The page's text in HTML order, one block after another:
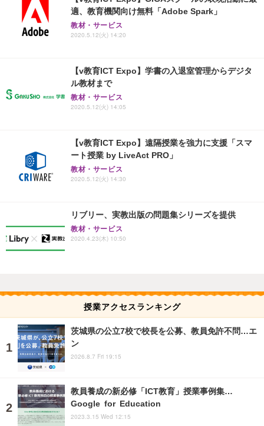
適、教育機関向け無料「Adobe Spark」
教材・サービス
2020.5.12(火) 14:20
【v教育ICT Expo】学書の入退室管理からデジタ
ル教材まで
教材・サービス
2020.5.12(火) 14:05
【v教育ICT Expo】遠隔授業を強力に支援「スマ
ート授業 by LiveAct PRO」
教材・サービス
2020.5.12(火) 14:30
リブリー、実教出版の問題集シリーズを提供
教材・サービス
2020.4.23(木) 10:50
授業アクセスランキング
茨城県の公立7校で校長を公募、教員免許不問…エ
ン
2026.8.7 Fri 19:15
教員養成の新必修「ICT教育」授業事例集…
Google for Education
2023.3.15 Wed 12:15